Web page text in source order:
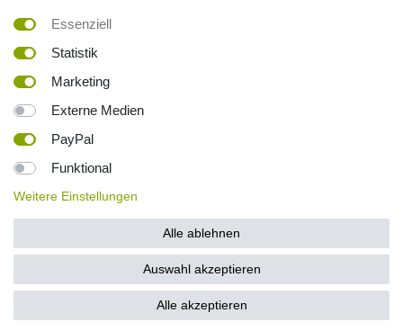
*inkl. ges. MwSt. Versandkostenfrei innerhalb Deutschlands. Lieferzeiten und
Versandkosten für andere Länder und deutsche Inseln entnehmen Sie bitte
der Schaltfläche
einer effektiven Nutzung von 20 Minuten ausgegangen. Bei Infrarotkabinen
direkt abgerufen wird. Bei Infrarotkabinen mit Keramikstrahlern geht man
zuvor vor von einer Aufheizzeit von 10 Minuten aus.
³ Die angegebene Lieferzeit bezieht sich auf Inlandslieferungen (Festland).
Lieferfristen für Insel- und Auslandsversand entnehmen Sie bitte der
Versandkosten.
Essenziell
Statistik
Marketing
Externe Medien
PayPal
Funktional
Weitere Einstellungen
Alle akzeptieren
Alle ablehnen
Auswahl akzeptieren